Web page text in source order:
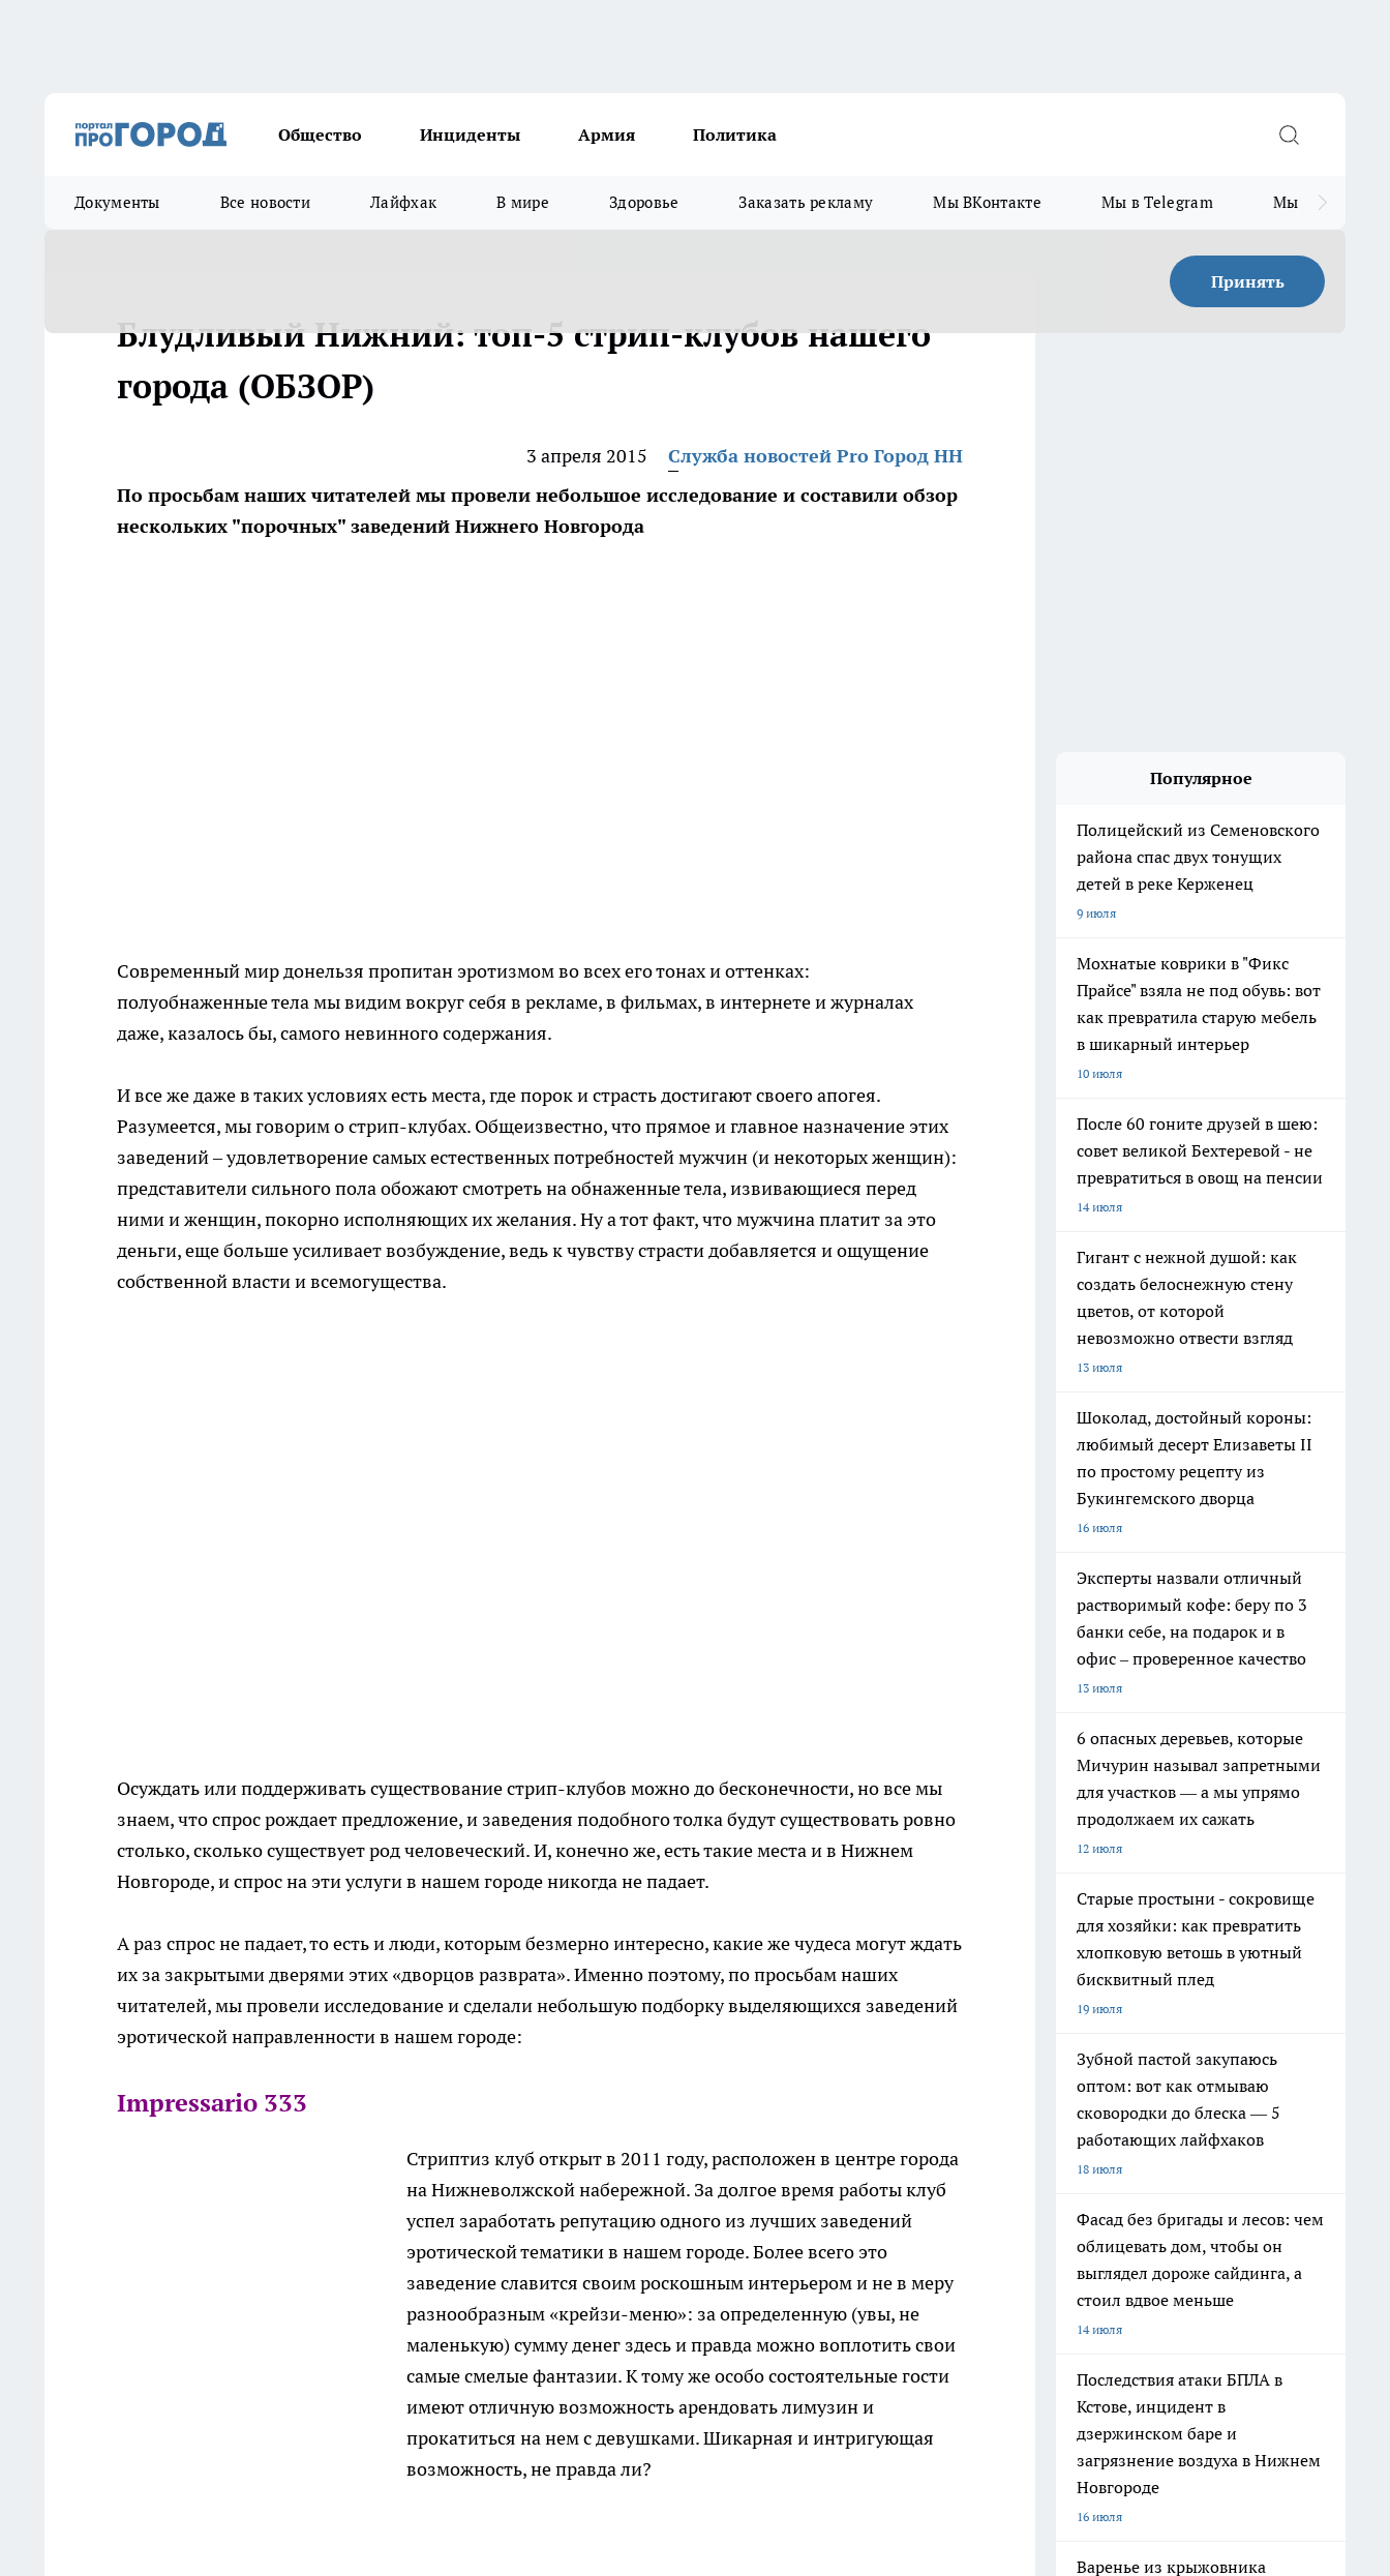
Общество Инциденты Армия Политика
Документы Все новости Лайфхак В мире Здоровье Заказать рекламу Мы ВКонтакте Мы в Telegram Мы в MAX
Принять
Блудливый Нижний: топ-5 стрип-клубов нашего
города (ОБЗОР)
3 апреля 2015
Служба новостей Pro Город НН
По просьбам наших читателей мы провели небольшое исследование и составили обзор
нескольких "порочных" заведений Нижнего Новгорода
Современный мир донельзя пропитан эротизмом во всех его тонах и оттенках:
полуобнаженные тела мы видим вокруг себя в рекламе, в фильмах, в интернете и журналах
даже, казалось бы, самого невинного содержания.
И все же даже в таких условиях есть места, где порок и страсть достигают своего апогея.
Разумеется, мы говорим о стрип-клубах. Общеизвестно, что прямое и главное назначение этих
заведений – удовлетворение самых естественных потребностей мужчин (и некоторых женщин):
представители сильного пола обожают смотреть на обнаженные тела, извивающиеся перед
ними и женщин, покорно исполняющих их желания. Ну а тот факт, что мужчина платит за это
деньги, еще больше усиливает возбуждение, ведь к чувству страсти добавляется и ощущение
собственной власти и всемогущества.
Осуждать или поддерживать существование стрип-клубов можно до бесконечности, но все мы
знаем, что спрос рождает предложение, и заведения подобного толка будут существовать ровно
столько, сколько существует род человеческий. И, конечно же, есть такие места и в Нижнем
Новгороде, и спрос на эти услуги в нашем городе никогда не падает.
А раз спрос не падает, то есть и люди, которым безмерно интересно, какие же чудеса могут ждать
их за закрытыми дверями этих «дворцов разврата». Именно поэтому, по просьбам наших
читателей, мы провели исследование и сделали небольшую подборку выделяющихся заведений
эротической направленности в нашем городе:
Impressario 333
Стриптиз клуб открыт в 2011 году, расположен в центре города
на Нижневолжской набережной. За долгое время работы клуб
успел заработать репутацию одного из лучших заведений
эротической тематики в нашем городе. Более всего это
заведение славится своим роскошным интерьером и не в меру
разнообразным «крейзи-меню»: за определенную (увы, не
маленькую) сумму денег здесь и правда можно воплотить свои
самые смелые фантазии. К тому же особо состоятельные гости
имеют отличную возможность арендовать лимузин и
прокатиться на нем с девушками. Шикарная и интригующая
возможность, не правда ли?
Популярное
Полицейский из Семеновского
района спас двух тонущих
детей в реке Керженец
9 июля
Мохнатые коврики в "Фикс
Прайсе" взяла не под обувь: вот
как превратила старую мебель
в шикарный интерьер
10 июля
После 60 гоните друзей в шею:
совет великой Бехтеревой - не
превратиться в овощ на пенсии
14 июля
Гигант с нежной душой: как
создать белоснежную стену
цветов, от которой
невозможно отвести взгляд
13 июля
Шоколад, достойный короны:
любимый десерт Елизаветы II
по простому рецепту из
Букингемского дворца
16 июля
Эксперты назвали отличный
растворимый кофе: беру по 3
банки себе, на подарок и в
офис – проверенное качество
13 июля
6 опасных деревьев, которые
Мичурин называл запретными
для участков — а мы упрямо
продолжаем их сажать
12 июля
Старые простыни - сокровище
для хозяйки: как превратить
хлопковую ветошь в уютный
бисквитный плед
19 июля
Зубной пастой закупаюсь
оптом: вот как отмываю
сковородки до блеска — 5
работающих лайфхаков
18 июля
Фасад без бригады и лесов: чем
облицевать дом, чтобы он
выглядел дороже сайдинга, а
стоил вдвое меньше
14 июля
Последствия атаки БПЛА в
Кстове, инцидент в
дзержинском баре и
загрязнение воздуха в Нижнем
Новгороде
16 июля
Варенье из крыжовника